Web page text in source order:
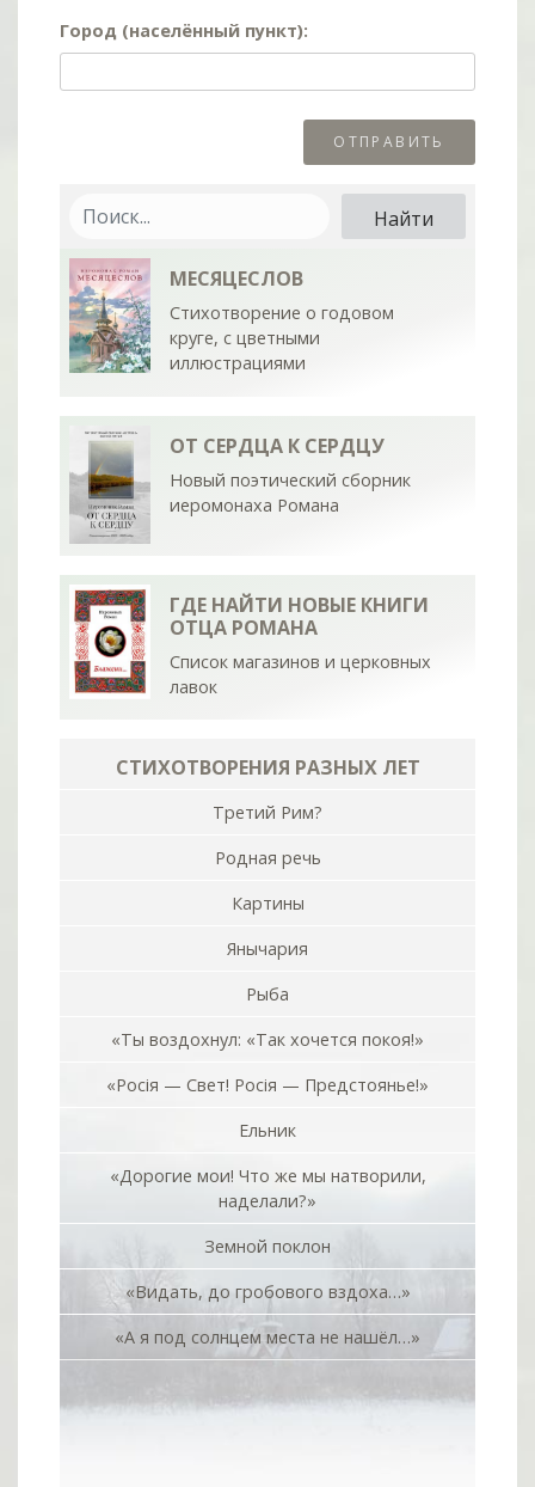
Город (населённый пункт):
МЕСЯЦЕСЛОВ
Стихотворение о годовом
круге, с цветными
иллюстрациями
ОТ СЕРДЦА К СЕРДЦУ
Новый поэтический сборник
иеромонаха Романа
ГДЕ НАЙТИ НОВЫЕ КНИГИ
ОТЦА РОМАНА
Список магазинов и церковных
лавок
СТИХОТВОРЕНИЯ РАЗНЫХ ЛЕТ
Третий Рим?
Родная речь
Картины
Янычария
Рыба
«Ты воздохнул: «Так хочется покоя!»
«Росiя — Свет! Росiя — Предстоянье!»
Ельник
«Дорогие мои! Что же мы натворили,
наделали?»
Земной поклон
«Видать, до гробового вздоха…»
«А я под солнцем места не нашёл…»